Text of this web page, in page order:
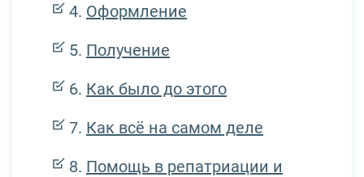
Оформление
Получение
Как было до этого
Как всё на самом деле
Помощь в репатриации и